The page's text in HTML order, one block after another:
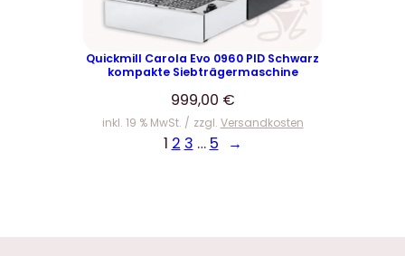
Quickmill Carola Evo 0960 PID Schwarz
kompakte Siebträgermaschine
999,00 €
inkl. 19 % MwSt. zzgl. Versandkosten
1 2 3 … 5 →